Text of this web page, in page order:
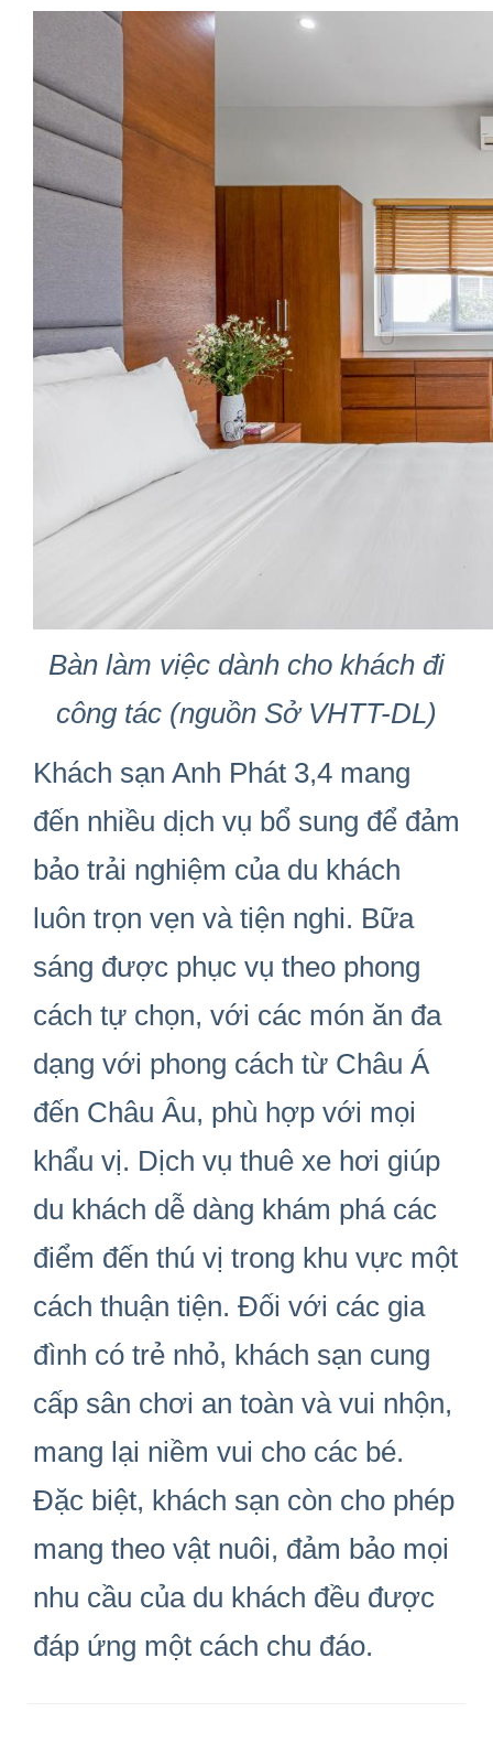
Bàn làm việc dành cho khách đi
công tác (nguồn Sở VHTT-DL)
Khách sạn Anh Phát 3,4 mang
đến nhiều dịch vụ bổ sung để đảm
bảo trải nghiệm của du khách
luôn trọn vẹn và tiện nghi. Bữa
sáng được phục vụ theo phong
cách tự chọn, với các món ăn đa
dạng với phong cách từ Châu Á
đến Châu Âu, phù hợp với mọi
khẩu vị. Dịch vụ thuê xe hơi giúp
du khách dễ dàng khám phá các
điểm đến thú vị trong khu vực một
cách thuận tiện. Đối với các gia
đình có trẻ nhỏ, khách sạn cung
cấp sân chơi an toàn và vui nhộn,
mang lại niềm vui cho các bé.
Đặc biệt, khách sạn còn cho phép
mang theo vật nuôi, đảm bảo mọi
nhu cầu của du khách đều được
đáp ứng một cách chu đáo.